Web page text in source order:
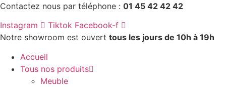
Aller
contenu
Contactez nous par téléphone : 01 45 42 42 42
Instagram
Tiktok Facebook-f
Notre showroom est ouvert tous les jours de 10h à 19h
Accueil
Tous nos produits
Meuble